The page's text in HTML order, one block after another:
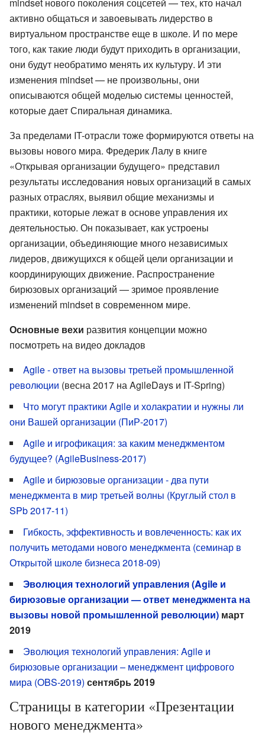
mindset нового поколения соцсетей — тех, кто начал
активно общаться и завоевывать лидерство в
виртуальном пространстве еще в школе. И по мере
того, как такие люди будут приходить в организации,
они будут необратимо менять их культуру. И эти
изменения mindset — не произвольны, они
описываются общей моделью системы ценностей,
которые дает Спиральная динамика.
За пределами IT-отрасли тоже формируются ответы на
вызовы нового мира. Фредерик Лалу в книге
«Открывая организации будущего» представил
результаты исследования новых организаций в самых
разных отраслях, выявил общие механизмы и
практики, которые лежат в основе управления их
деятельностью. Он показывает, как устроены
организации, объединяющие много независимых
лидеров, движущихся к общей цели организации и
координирующих движение. Распространение
бирюзовых организаций — зримое проявление
изменений mindset в современном мире.
Основные вехи развития концепции можно
посмотреть на видео докладов
Agile - ответ на вызовы третьей промышленной
революции (весна 2017 на AgileDays и IT-Spring)
Что могут практики Agile и холакратии и нужны ли
они Вашей организации (ПиР-2017)
Agile и игрофикация: за каким менеджментом
будущее? (AgileBusiness-2017)
Agile и бирюзовые организации - два пути
менеджмента в мир третьей волны (Круглый стол в
SPb 2017-11)
Гибкость, эффективность и вовлеченность: как их
получить методами нового менеджмента (семинар в
Открытой школе бизнеса 2018-09)
Эволюция технологий управления (Agile и
бирюзовые организации — ответ менеджмента на
вызовы новой промышленной революции) март
2019
Эволюция технологий управления: Agile и
бирюзовые организации – менеджмент цифрового
мира (OBS-2019) сентябрь 2019
Страницы в категории «Презентации
нового менеджмента»